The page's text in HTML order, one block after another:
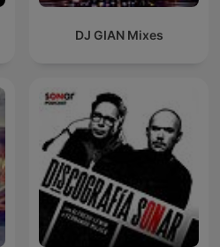
DJ GIAN Mixes